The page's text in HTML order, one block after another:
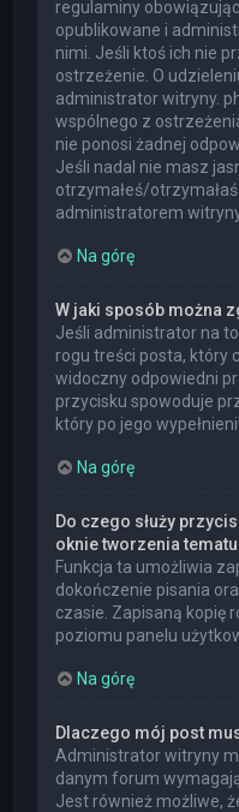
regulaminy
opublikowane i
nimi. Jeśli ktoś ich nie
ostrzeżenie. O
administrator witryny.
wspólnego z
nie ponosi żadnej
Jeśli nadal nie masz
otrzymałeś/
administratorem
Na górę
W jaki sposób można
Jeśli administrator na
rogu treści posta, który
widoczny odpowiedni
przycisku spowoduje
który po jego
Na górę
Do czego służy
oknie tworzenia
Funkcja ta umożliwia
dokończenie pisania
czasie. Zapisaną kopię
poziomu panelu
Na górę
Dlaczego mój post
Administrator witryny
danym forum
Jest również możliwe,